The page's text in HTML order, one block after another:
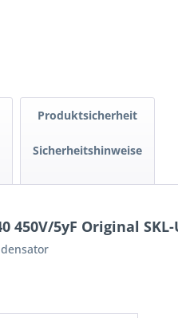
Produktsicherheit
Sicherheitshinweise
5yF Original